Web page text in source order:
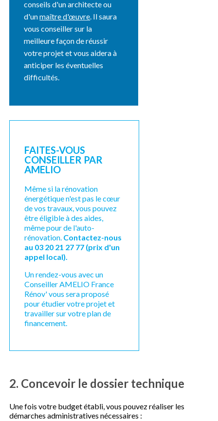
conseils d'un architecte ou
d'unmaître d'œuvre. Il saura
vous conseiller sur la
meilleure façon de réussir
votre projet et vous aidera à
anticiper les éventuelles
difficultés.
FAITES-VOUS
CONSEILLER PAR
AMELIO
Même si la rénovation
énergétique n'est pas le cœur
de vos travaux, vous pouvez
être éligible à des aides,
même pour de l'auto-
rénovation. Contactez-nous
au 03 20 21 27 77 (prix d'un
appel local).
Un rendez-vous avec un
Conseiller AMELIO France
Rénov' vous sera proposé
pour étudier votre projet et
travailler sur votre plan de
financement.
2. Concevoir le dossier technique
Une fois votre budget établi, vous pouvez réaliser les
démarches administratives nécessaires :